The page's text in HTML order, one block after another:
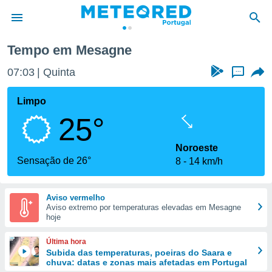
da
foi
fornecidas
a este
das
e
forma
digital
Tempo em Mesagne
07:03 Quinta ...
Limpo
25°
Sensação de 26°
Noroeste
8
14 km/h
Aviso vermelho
Aviso extremo por temperaturas elevadas em Mesagne
hoje
Última hora
Subida das temperaturas, poeiras do Saara e
chuva: datas e zonas mais afetadas em Portugal